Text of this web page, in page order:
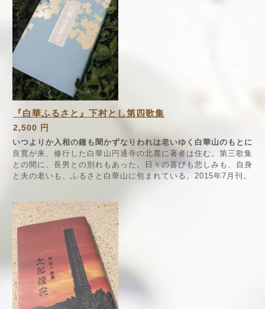
『白華ふるさと』下村とし第四歌集
2,500 円
いつよりか入相の鐘も聞かずなりわれは老いゆく白華山のもとに
良寛が来、修行した白華山円通寺の北麓に著者は住む。第三歌集
との間に、長男との別れもあった。日々の喜びも悲しみも、自身
と夫の老いも、ふるさと白華山に包まれている。2015年7月刊。